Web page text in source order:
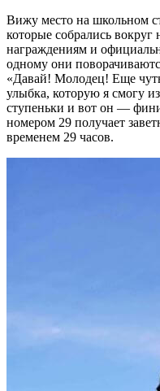
Вижу место на школьном
которые собрались
награждениям и
одному они
«Давай! Молодец! Еще
улыбка, которую я смогу
ступеньки и вот он —
номером 29 получает
временем 29 часов.